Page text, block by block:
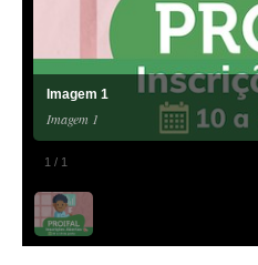
1 / 1
Imagem 1
Imagem 1